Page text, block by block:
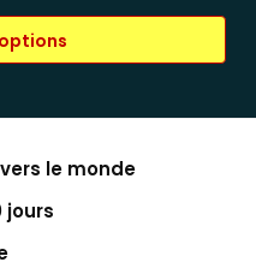
le monde
jours